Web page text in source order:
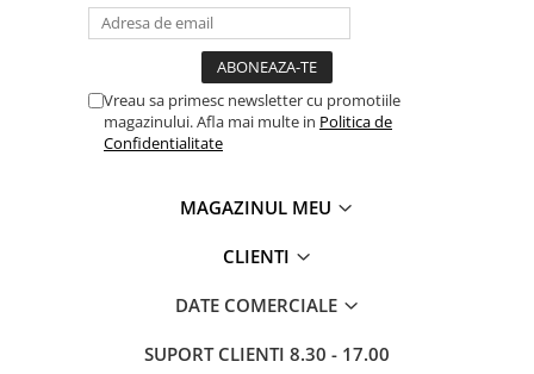
Hrana pentru iepuri
Hrana pentru pisici
Hrana pentru porci
Hrana pt gaini si pui
Vreau sa primesc newsletter cu promotiile
magazinului. Afla mai multe in Politica de
Confidentialitate
MAGAZINUL MEU
CLIENTI
DATE COMERCIALE
SUPORT CLIENTI 8.30 - 17.00